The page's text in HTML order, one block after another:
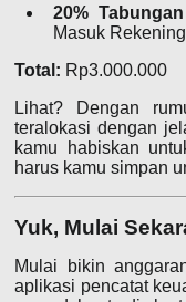
20%
Masuk
Total: Rp3.000.000
Lihat? Dengan
teralokasi dengan
kamu habiskan
harus kamu simpan
Yuk, Mulai
Mulai bikin
aplikasi pencatat